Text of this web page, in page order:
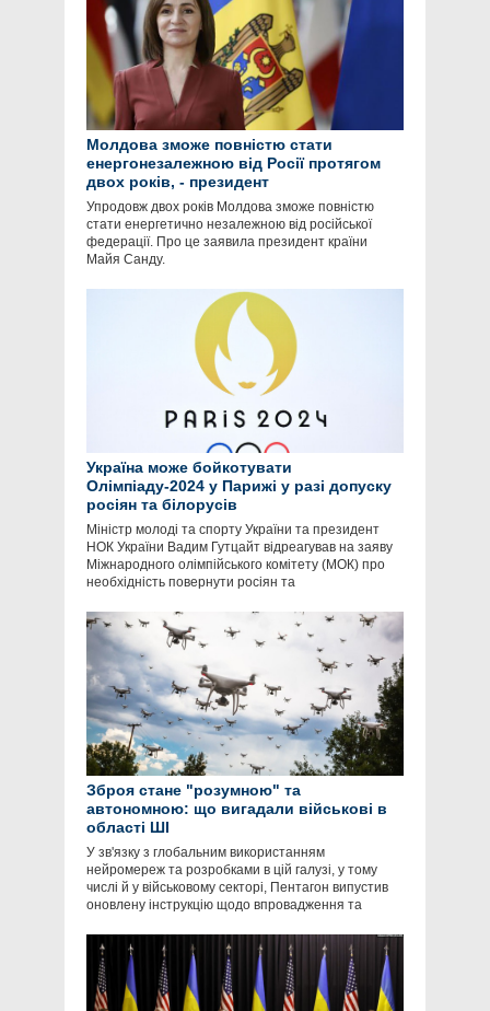
Молдова зможе повністю стати
енергонезалежною від Росії протягом
двох років, - президент
Упродовж двох років Молдова зможе повністю
стати енергетично незалежною від російської
федерації. Про це заявила президент країни
Майя Санду.
Україна може бойкотувати
Олімпіаду-2024 у Парижі у разі допуску
росіян та білорусів
Міністр молоді та спорту України та президент
НОК України Вадим Гутцайт відреагував на заяву
Міжнародного олімпійського комітету (МОК) про
необхідність повернути росіян та
Зброя стане "розумною" та
автономною: що вигадали військові в
області ШІ
У зв'язку з глобальним використанням
нейромереж та розробками в цій галузі, у тому
числі й у військовому секторі, Пентагон випустив
оновлену інструкцію щодо впровадження та